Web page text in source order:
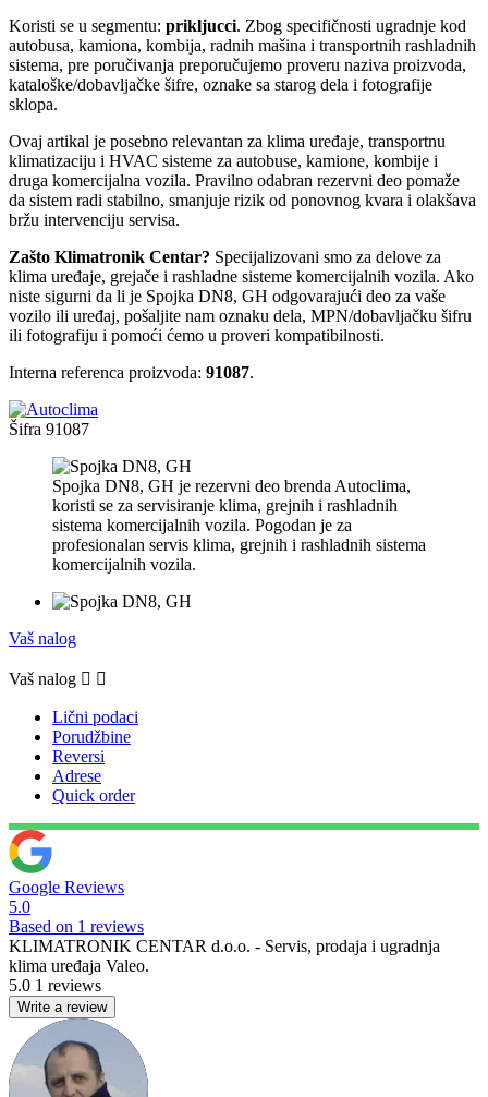
Koristi se u segmentu: prikljucci. Zbog specifičnosti ugradnje kod
autobusa, kamiona, kombija, radnih mašina i transportnih rashladnih
sistema, pre poručivanja preporučujemo proveru naziva proizvoda,
kataloške/dobavljačke šifre, oznake sa starog dela i fotografije
sklopa.
Ovaj artikal je posebno relevantan za klima uređaje, transportnu
klimatizaciju i HVAC sisteme za autobuse, kamione, kombije i
druga komercijalna vozila. Pravilno odabran rezervni deo pomaže
da sistem radi stabilno, smanjuje rizik od ponovnog kvara i olakšava
bržu intervenciju servisa.
Zašto Klimatronik Centar? Specijalizovani smo za delove za
klima uređaje, grejače i rashladne sisteme komercijalnih vozila. Ako
niste sigurni da li je Spojka DN8, GH odgovarajući deo za vaše
vozilo ili uređaj, pošaljite nam oznaku dela, MPN/dobavljačku šifru
ili fotografiju i pomoći ćemo u proveri kompatibilnosti.
Interna referenca proizvoda: 91087.
Šifra 91087
Spojka DN8, GH je rezervni deo brenda Autoclima,
koristi se za servisiranje klima, grejnih i rashladnih
sistema komercijalnih vozila. Pogodan je za
profesionalan servis klima, grejnih i rashladnih sistema
komercijalnih vozila.
Vaš nalog
Vaš nalog  
Lični podaci
Porudžbine
Reversi
Adrese
Quick order
Google Reviews
5.0
Based on 1 reviews
KLIMATRONIK CENTAR d.o.o. - Servis, prodaja i ugradnja
klima uređaja Valeo.
5.0 1 reviews
Write a review